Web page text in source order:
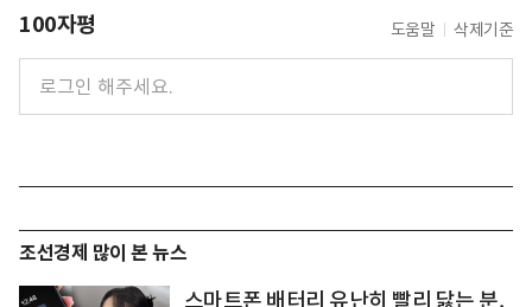
100자평 도움말 삭제기준
조선경제 많이 본 뉴스
스마트폰 배터리 유난히 빨리 닳는 분,